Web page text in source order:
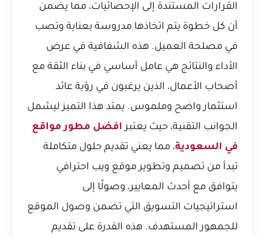
القرارات المستندة إلى الإحصائيات، مما يضمن
أن كل خطوة يتم اتخاذها مدروسة بعناية وتصب
في مصلحة العميل. هذه الشفافية في عرض
الأداء والنتائج هي عامل أساسي في بناء الثقة مع
أصحاب الأعمال، الذين يرغبون في رؤية عائد
استثمار واضح وملموس. يمتد هذا التميز ليشمل
الجوانب التقنية، حيث يعتبر افضل مطور مواقع
في السعودية، مما يعني تقديم حلول متكاملة
تبدأ من تصميم وتطوير موقع ويب احترافي
يتوافق مع أحدث المعايير، وصولًا إلى
استراتيجيات التسويق التي تضمن وصول الموقع
للجمهور المستهدف. هذه القدرة على تقديم